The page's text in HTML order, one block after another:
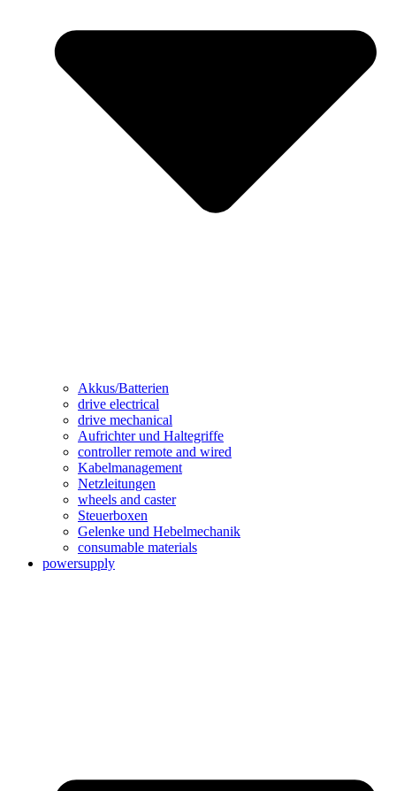
Akkus/Batterien
drive electrical
drive mechanical
Aufrichter und Haltegriffe
controller remote and wired
Kabelmanagement
Netzleitungen
wheels and caster
Steuerboxen
Gelenke und Hebelmechanik
consumable materials
powersupply